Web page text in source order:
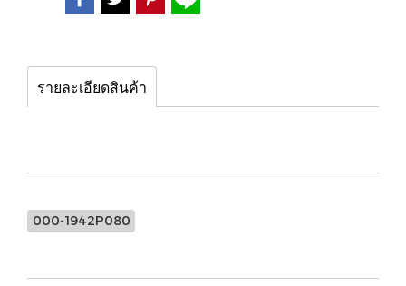
รายละเอียดสินค้า
000-1942P080